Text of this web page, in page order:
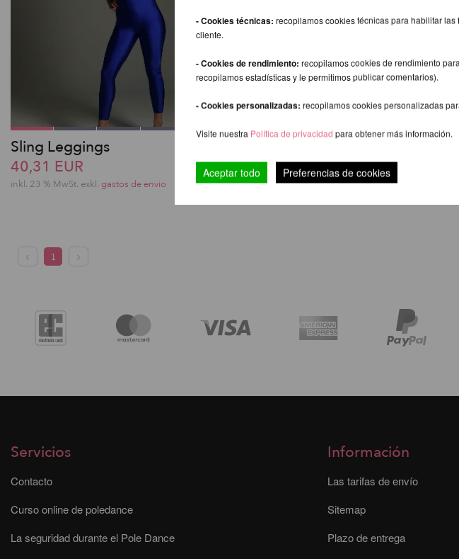
Sling Leggings
40,31 EUR
inkl. 23 % MwSt. exkl. gastos de envio
41,34 EUR
inkl. 23 % MwSt.exkl.gastos de envio
1
Servicios
Contacto
Curso online de poledance
La seguridad durante el Pole Dance
Información
Las tarifas de envío
Sitemap
Plazo de entrega
- Cookies técnicas: recopilamos cookies técnicas para habilitar
cliente.
- Cookies de rendimiento: recopilamos cookies de rendimiento
recopilamos estadísticas y le permitimos publicar comentarios).
- Cookies personalizadas: recopilamos cookies personalizadas
Visite nuestra Política de privacidad para obtener más información.
Aceptar todo Preferencias de cookies